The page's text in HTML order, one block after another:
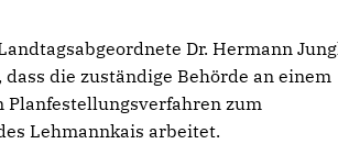
Dr. Hermann
dass die zuständige Behörde an einem
Planfestellungsverfahren zum
Lehmannkais arbeitet.